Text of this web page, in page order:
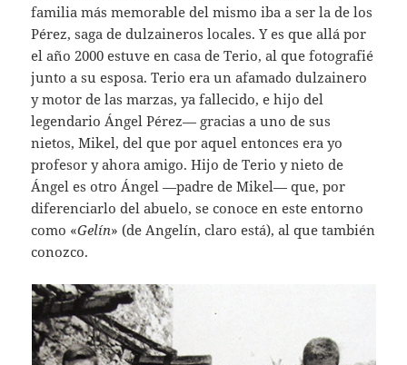
familia más memorable del mismo iba a ser la de los
Pérez, saga de dulzaineros locales. Y es que allá por
el año 2000 estuve en casa de Terio, al que fotografié
junto a su esposa. Terio era un afamado dulzainero
y motor de las marzas, ya fallecido, e hijo del
legendario Ángel Pérez— gracias a uno de sus
nietos, Mikel, del que por aquel entonces era yo
profesor y ahora amigo. Hijo de Terio y nieto de
Ángel es otro Ángel —padre de Mikel— que, por
diferenciarlo del abuelo, se conoce en este entorno
como «Gelín» (de Angelín, claro está), al que también
conozco.